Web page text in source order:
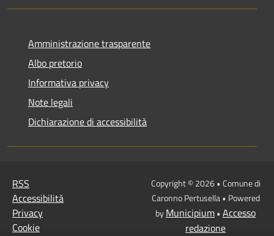
Amministrazione trasparente
Albo pretorio
Informativa privacy
Note legali
Dichiarazione di accessibilità
RSS
Accessibilità
Privacy
Cookie
Copyright © 2026 • Comune di
Caronno Pertusella • Powered
byMunicipium• Accesso
redazione